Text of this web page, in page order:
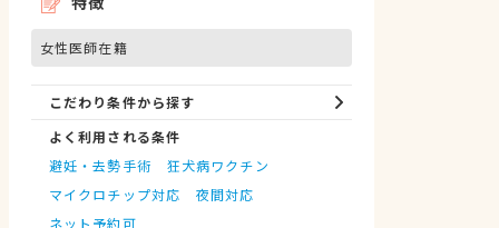
女性医師在籍
こだわり条件から探す
よく利用される条件
避妊・去勢手術
狂犬病ワクチン
マイクロチップ対応
夜間対応
ネット予約可